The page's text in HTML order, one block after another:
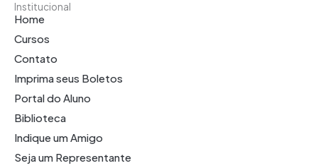
Institucional
Home
Cursos
Contato
Imprima seus Boletos
Portal do Aluno
Biblioteca
Indique um Amigo
Seja um Representante